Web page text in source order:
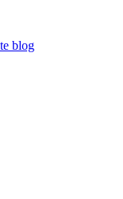
blog